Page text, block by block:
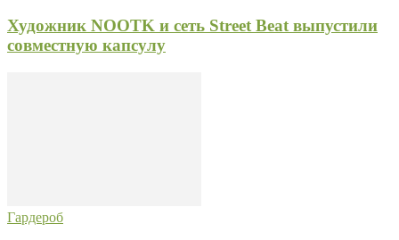
Художник NOOTK и сеть Street Beat выпустили
совместную капсулу
Гардероб